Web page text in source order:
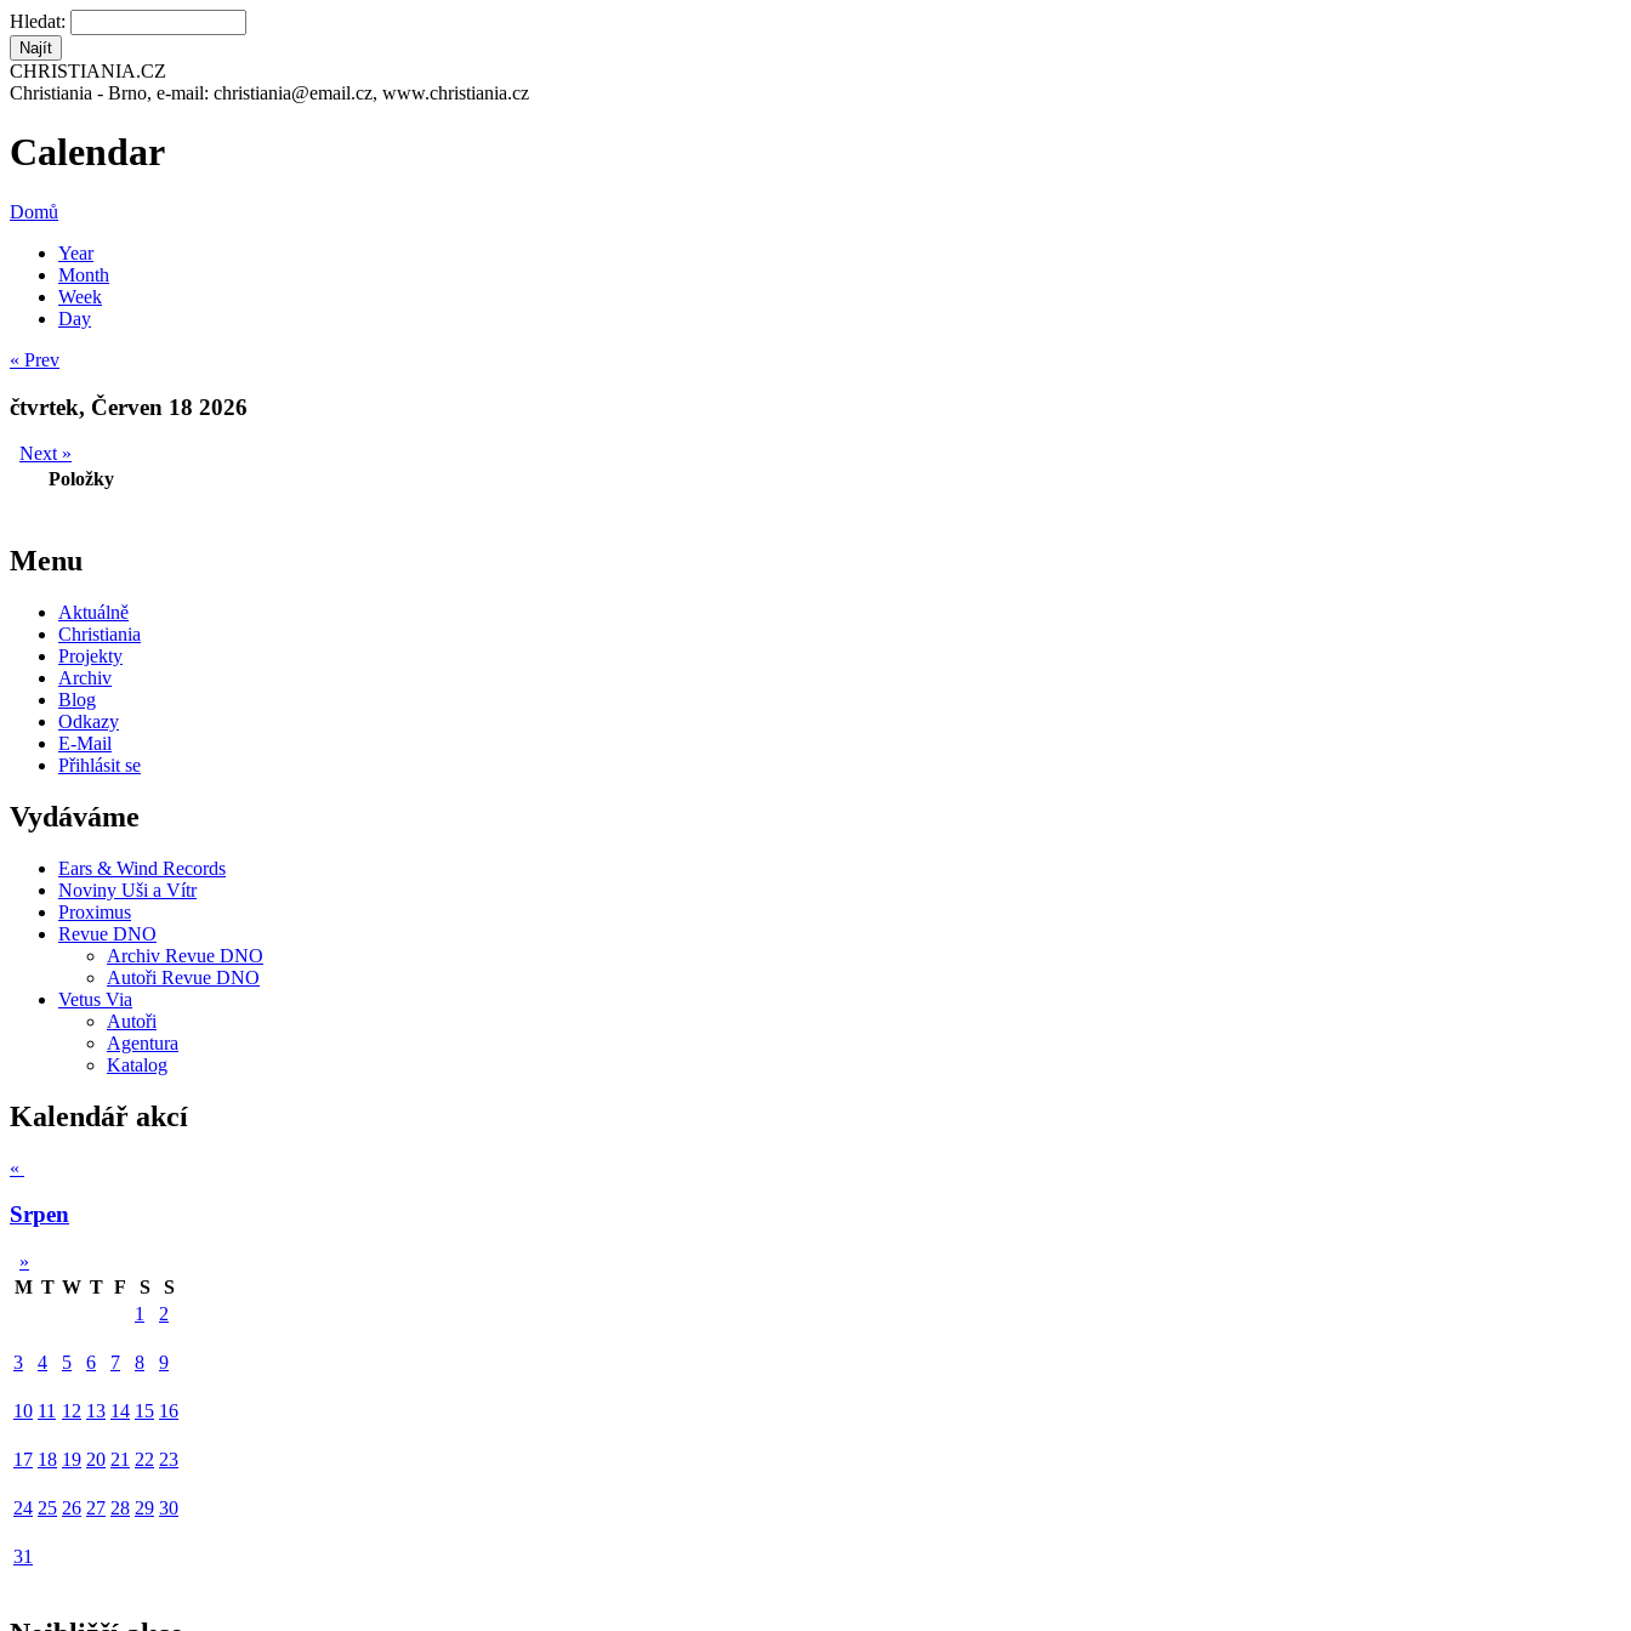
Hledat:
CHRISTIANIA.CZ
Christiania - Brno, e-mail: christiania@email.cz, www.christiania.cz
Calendar
Domů
Year
Month
Week
Day
« Prev
čtvrtek, Červen 18 2026
Next »
Položky
Menu
Aktuálně
Christiania
Projekty
Archiv
Blog
Odkazy
E-Mail
Přihlásit se
Vydáváme
Ears & Wind Records
Noviny Uši a Vítr
Proximus
Revue DNO
Archiv Revue DNO
Autoři Revue DNO
Vetus Via
Autoři
Agentura
Katalog
Kalendář akcí
«
Srpen
»
M T W T F S
S
1
2
3 4 5 6 7 8 9
10 11 12 13 14 15 16
17 18 19 20 21 22 23
24 25 26 27 28 29 30
31